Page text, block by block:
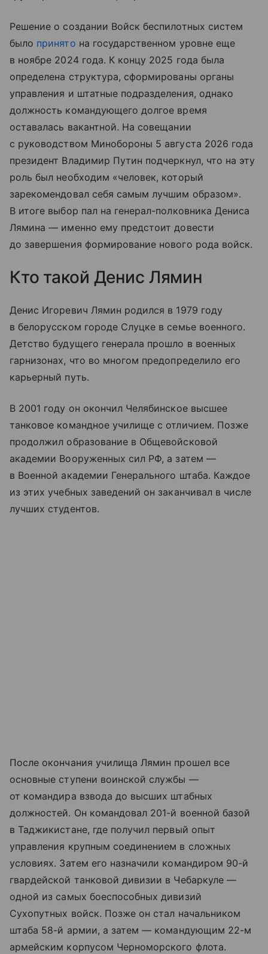
Решение о создании Войск беспилотных систем
было принято на государственном уровне еще
в ноябре 2024 года. К концу 2025 года была
определена структура, сформированы органы
управления и штатные подразделения, однако
должность командующего долгое время
оставалась вакантной. На совещании
с руководством Минобороны 5 августа 2026 года
президент Владимир Путин подчеркнул, что на эту
роль был необходим «человек, который
зарекомендовал себя самым лучшим образом».
В итоге выбор пал на генерал-полковника Дениса
Лямина — именно ему предстоит довести
до завершения формирование нового рода войск.
Кто такой Денис Лямин
Денис Игоревич Лямин родился в 1979 году
в белорусском городе Слуцке в семье военного.
Детство будущего генерала прошло в военных
гарнизонах, что во многом предопределило его
карьерный путь.
В 2001 году он окончил Челябинское высшее
танковое командное училище с отличием. Позже
продолжил образование в Общевойсковой
академии Вооруженных сил РФ, а затем —
в Военной академии Генерального штаба. Каждое
из этих учебных заведений он заканчивал в числе
лучших студентов.
После окончания училища Лямин прошел все
основные ступени воинской службы —
от командира взвода до высших штабных
должностей. Он командовал 201-й военной базой
в Таджикистане, где получил первый опыт
управления крупным соединением в сложных
условиях. Затем его назначили командиром 90-й
гвардейской танковой дивизии в Чебаркуле —
одной из самых боеспособных дивизий
Сухопутных войск. Позже он стал начальником
штаба 58-й армии, а затем — командующим 22-м
армейским корпусом Черноморского флота.